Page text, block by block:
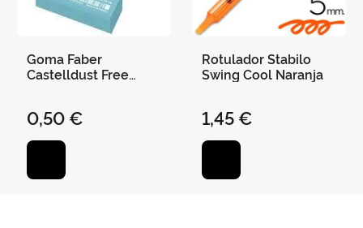
Goma Faber
Castelldust Free
0,50 €
Rotulador Stabilo
Swing Cool Naranja
1,45 €